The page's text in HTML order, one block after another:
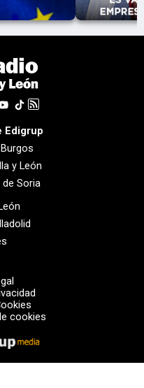
Edigrup
y León
Soria
cookies